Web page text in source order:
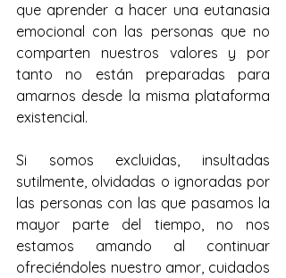
que aprender a hacer una eutanasia
emocional con las personas que no
comparten nuestros valores y por
tanto no están preparadas para
amarnos desde la misma plataforma
existencial.
Si somos excluidas, insultadas
sutilmente, olvidadas o ignoradas por
las personas con las que pasamos la
mayor parte del tiempo, no nos
estamos amando al continuar
ofreciéndoles nuestro amor, cuidados